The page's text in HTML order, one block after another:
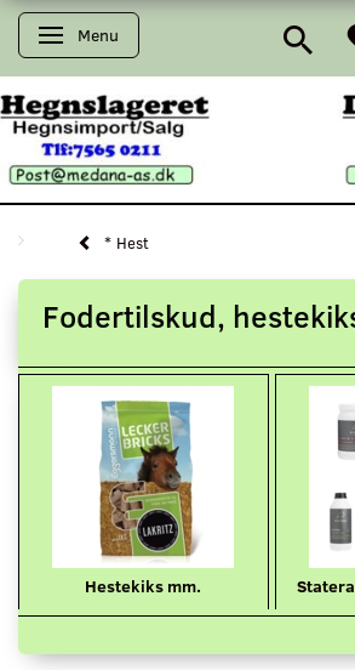
Skifte navigation
Menu
* Hest
Fodertilskud,
Hestekiks mm.